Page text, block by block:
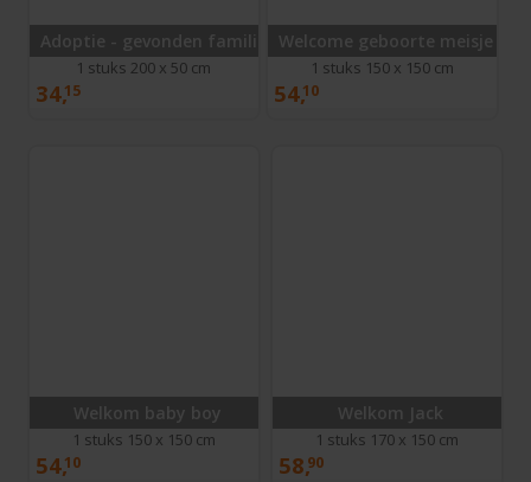
Adoptie - gevonden familie
1 stuks 200 x 50 cm
34,15
Welcome geboorte meisje
1 stuks 150 x 150 cm
54,10
Welkom baby boy
1 stuks 150 x 150 cm
54,10
Welkom Jack
1 stuks 170 x 150 cm
58,90